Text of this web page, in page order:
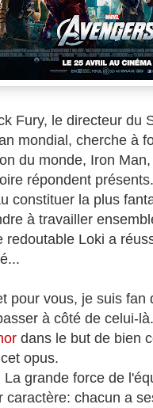
Fury, le directeur du
mondial, cherche à
du monde, Iron
répondent présents.
constituer la plus
à travailler
redoutable Loki a
pour vous, je suis
à côté de celui-
dans le but de bien
opus.
grande force de
caractère: chacun a